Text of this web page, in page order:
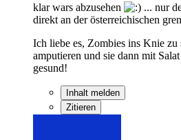
klar wars abzusehen
... nur
direkt an der österreichischen
Ich liebe es, Zombies ins Knie zu
amputieren und sie dann mit
gesund!
Inhalt melden
Zitieren